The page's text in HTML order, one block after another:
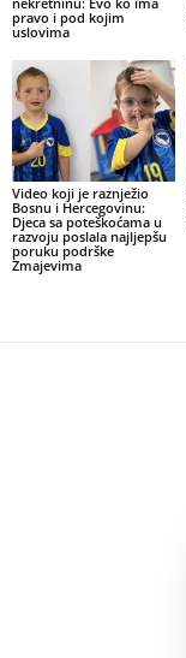
pravo i pod kojim
uslovima
Video koji je raznježio
Bosnu i Hercegovinu:
Djeca sa poteškoćama u
razvoju poslala najljepšu
poruku podrške
Zmajevima